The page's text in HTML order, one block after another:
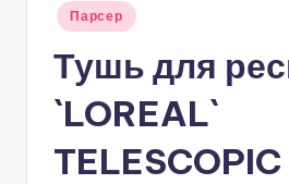
Опубликовано
Парсер
Тушь для
`LOREAL`